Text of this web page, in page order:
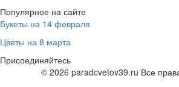
Популярное на сайте
Букеты на 14 февраля
Цветы на 8 марта
Присоединяйтесь
© 2026 paradcvetov39.ru Все